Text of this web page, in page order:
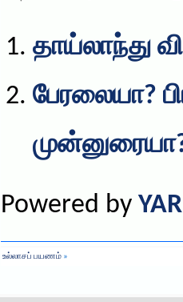
தாய்லாந்து
பேரலையா?
Powered by
உல்லாசப் பயணம் »